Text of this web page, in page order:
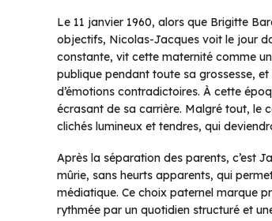
Le 11 janvier 1960, alors que Brigitte
objectifs, Nicolas-Jacques voit le jour
constante, vit cette maternité comme
publique pendant toute sa grossesse,
d’émotions contradictoires. À cette
écrasant de sa carrière. Malgré tout, le
clichés lumineux et tendres, qui
Après la séparation des parents, c’est
mûrie, sans heurts apparents, qui
médiatique. Ce choix paternel marque
rythmée par un quotidien structuré et